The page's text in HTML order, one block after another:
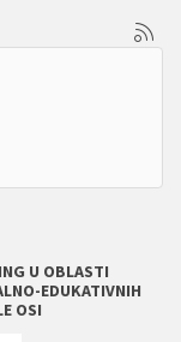
U OBLASTI
EDUKATIVNIH
OSI